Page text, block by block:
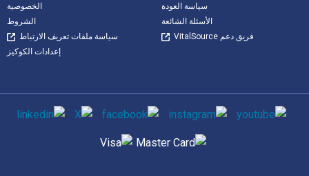
سياسة العودة
الأسئلة الشائعة
فريق دعم VitalSource
الخصوصية
الشروط
سياسة ملفات تعريف الارتباط
إعدادات الكوكيز
وسائل التواصل الاجتماعي